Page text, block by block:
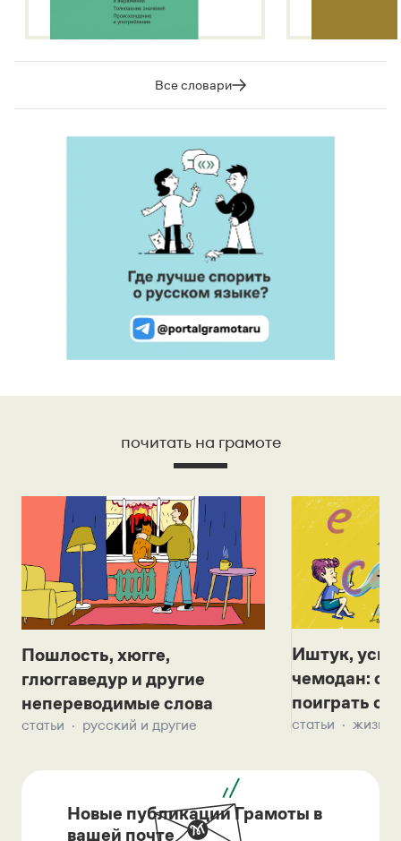
Все словари
почитать на грамоте
Пошлость, хюгге,
глюггаведур и другие
непереводимые слова
статьи русский и другие
Иштук,
чемодан:
поиграть с
статьи жизнь
Новые публикации Грамоты в
вашей почте